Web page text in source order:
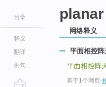
目录
释义
翻译
例句
网络释义
平面相控阵
平面相控阵
基于1个网页-